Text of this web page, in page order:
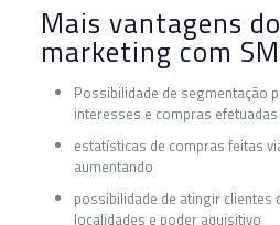
Mais vantagens
marketing com
Possibilidade de segmentação
interesses e compras
estatísticas de compras feitas
aumentando
possibilidade de atingir clientes
localidades e poder aquisitivo